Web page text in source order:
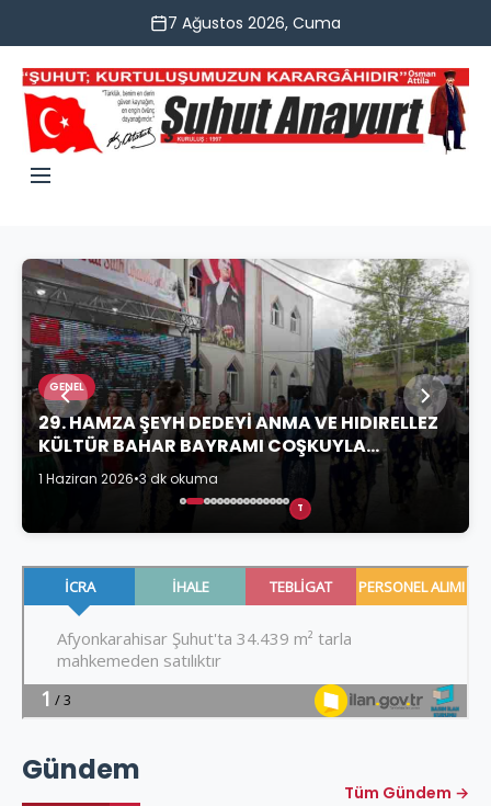
7 Ağustos 2026, Cuma
GENEL
29. HAMZA ŞEYH DEDEYİ ANMA VE HIDIRELLEZ
KÜLTÜR BAHAR BAYRAMI COŞKUYLA
KUTLANDI
1 Haziran 2026•3 dk okuma
T
Gündem
Tüm Gündem →